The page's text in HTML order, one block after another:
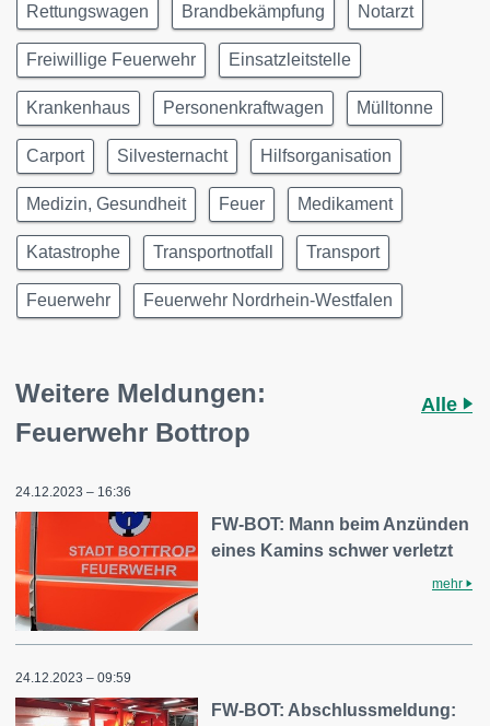
Rettungswagen Brandbekämpfung Notarzt
Freiwillige Feuerwehr Einsatzleitstelle
Krankenhaus Personenkraftwagen Mülltonne
Carport Silvesternacht Hilfsorganisation
Medizin, Gesundheit Feuer Medikament
Katastrophe Transportnotfall Transport
Feuerwehr Feuerwehr Nordrhein-Westfalen
Weitere Meldungen:
Feuerwehr Bottrop
Alle
24.12.2023 – 16:36
FW-BOT: Mann beim Anzünden
eines Kamins schwer verletzt
mehr
24.12.2023 – 09:59
FW-BOT: Abschlussmeldung: